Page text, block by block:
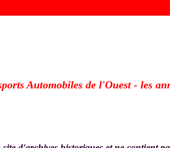
Automobiles de l'Ouest - les